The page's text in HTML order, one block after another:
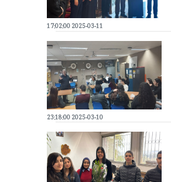
2025-03-11 17:02:00
2025-03-10 23:18:00